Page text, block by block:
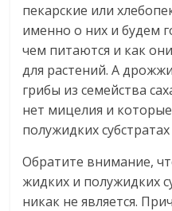
пекарские или
именно о них и будем
чем питаются и как
для растений. А
грибы из семейства
нет мицелия и
полужидких
Обратите внимание,
жидких и полужидких
никак не является.